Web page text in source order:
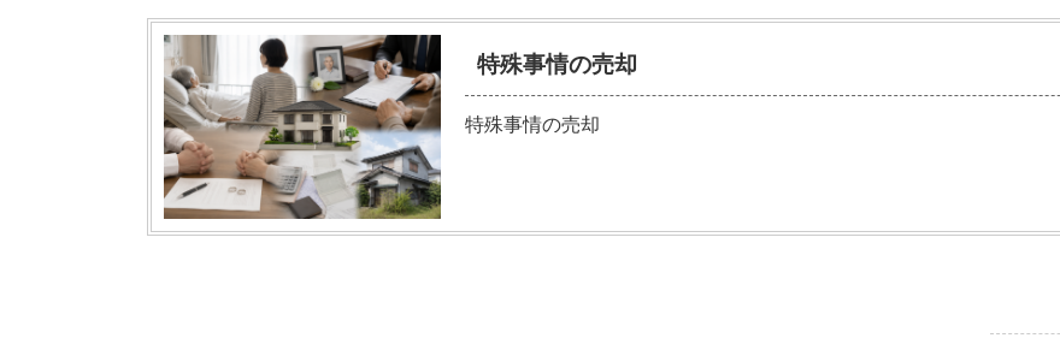
特殊事情の売却
特殊事情の売却